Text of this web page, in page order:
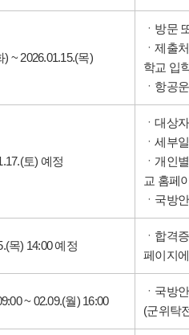
) ~ 2026.01.15.(목)
ㆍ방문
ㆍ제출
학교 입
ㆍ항공
토) 예정
ㆍ대상
ㆍ세부
ㆍ개인
교 홈페
ㆍ국방
목) 14:00 예정
ㆍ합격
페이지
~ 02.09.(월) 16:00
ㆍ국방
(군위탁